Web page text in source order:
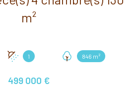
m²
1 846 m²
499 000 €